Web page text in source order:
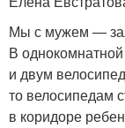
Мы с мужем —
В
и двум
то велосипедам
в коридоре